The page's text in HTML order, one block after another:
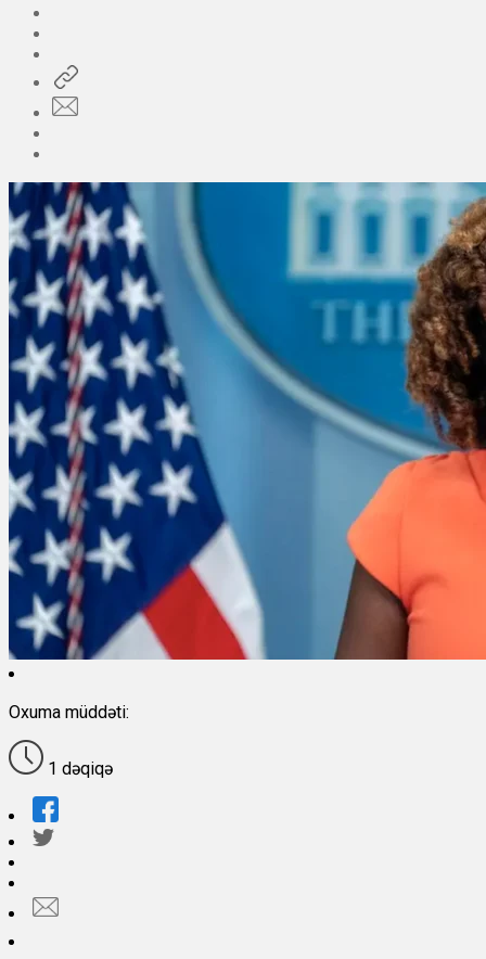
Oxuma müddəti:
1 dəqiqə